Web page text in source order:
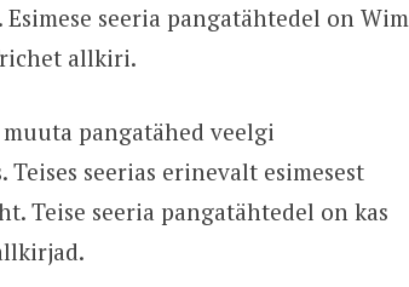
seeria pangatähtedel on Wim
allkiri.
pangatähed veelgi
seerias erinevalt esimesest
Teise seeria pangatähtedel on kas